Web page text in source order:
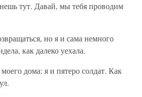
тут. Давай, мы тебя проводим
но я и сама немного
как далеко уехала.
дома: я и пятеро солдат. Как